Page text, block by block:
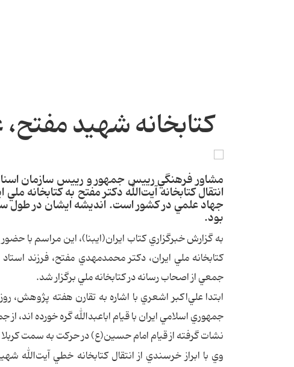
كتابخانه شهيد
انتقال كتابخانه آيت‌الله دكتر مفتح به كتابخانه
جهاد علمي در كشور است. انديشه ايشان در طول
بود.
به گزارش خبرگزاري كتاب ايران(ايبنا)، ‌اين مراسم با
كتابخانه ملي ايران، دكتر محمدمهدي مفتح، ‌فرزند
جمعي از اصحاب رسانه در كتابخانه ملي برگزار شد.
ابتدا علي‌اكبر اشعري با اشاره به تقارن هفته پژوهش،
جمهوري اسلامي ايران با قيام اباعبدالله گره خورده
نشات گرفته از قيام امام حسين(ع) در حركت به سمت
وي با ابراز خرسندي از انتقال كتابخانه خطي آيت‌الله